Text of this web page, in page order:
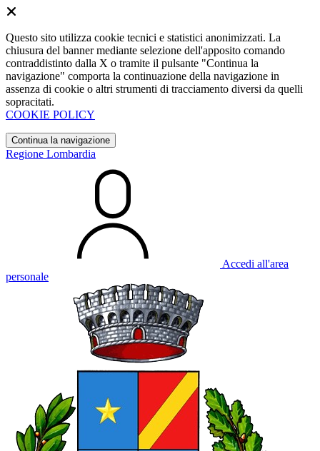
Questo sito utilizza cookie tecnici e statistici anonimizzati. La
chiusura del banner mediante selezione dell'apposito comando
contraddistinto dalla X o tramite il pulsante "Continua la
navigazione" comporta la continuazione della navigazione in
assenza di cookie o altri strumenti di tracciamento diversi da quelli
sopracitati.
COOKIE POLICY
Continua la navigazione
Regione Lombardia
Accedi all'area
personale